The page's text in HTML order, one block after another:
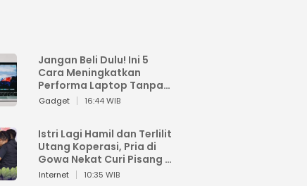
Jangan Beli Dulu! Ini 5
Cara Meningkatkan
Performa Laptop Tanpa
Harus Beli Baru
Gadget 16:44 WIB
Istri Lagi Hamil dan Terlilit
Utang Koperasi, Pria di
Gowa Nekat Curi Pisang 4
Tandan Milik Tetangga,
Internet 10:35 WIB